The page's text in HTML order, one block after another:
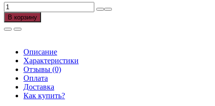
составляла
27000,00 ₽.
24000,00 ₽.
Количество
товара
Брус
сосна
сорт.
В корзину
Описание
Характеристики
Отзывы (0)
Оплата
Доставка
Как купить?